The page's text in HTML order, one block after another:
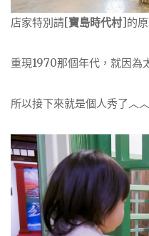
店家特別請[ 寶島時代村 ]的
重現1970那個年代，就因為
所以接下來就是個人秀了︿︿